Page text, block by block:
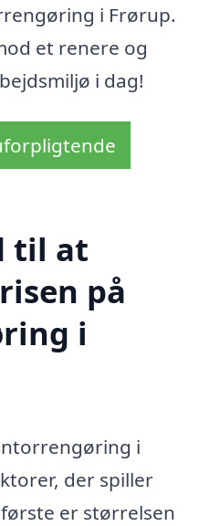
i Frørup.
et renere og
i dag!
til at
på
i
i
der spiller
er størrelsen